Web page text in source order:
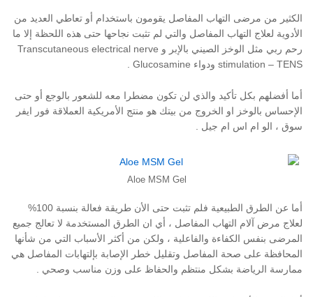
الكثير من مرضى التهاب المفاصل يقومون باستخدام أو تعاطي العديد من
الأدوية لعلاج التهاب المفاصل والتي لم تثبت نجاحها حتى هذه اللحظة إلا ما
رحم ربي مثل الوخز الصيني بالإبر و Transcutaneous electrical nerve
stimulation – TENS ودواء Glucosamine .
أما أفضلهم بكل تأكيد والذي لن تكون مضطرا معه للشعور بالوجع أو حتى
الإحساس بالوخز او الخروج من بيتك هو منتج الأمريكية العملاقة فور ايفر
سوق ، الو ام اس ام جيل .
Aloe MSM Gel
أما عن الطرق الطبيعية فلم تثبت حتى الأن طريقة فعالة بنسبة 100%
لعلاج مرض آلام التهاب المفاصل ، أي ان الطرق المستخدمة لا تعالج جميع
المرضى بنفس الكفاءة والفاعلية ، ولكن من أكثر الأسباب التي من شأنها
المحافظة على صحة المفاصل وتقليل خطر الإصابة بإلتهابات المفاصل هي
ممارسة الرياضة بشكل منتظم والحفاظ على وزن مناسب وصحي .